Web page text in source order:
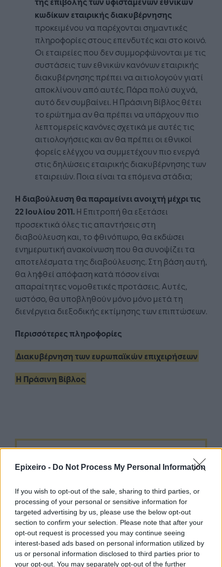
Epixeiro - Do Not Process My Personal Information
If you wish to opt-out of the sale, sharing to third parties, or
processing of your personal or sensitive information for
targeted advertising by us, please use the below opt-out
section to confirm your selection. Please note that after your
opt-out request is processed you may continue seeing
interest-based ads based on personal information utilized by
us or personal information disclosed to third parties prior to
your opt-out. You may separately opt-out of the further
κωδίκων εταιρικής διακυβέρνησης
προκειμένου να παρέχονται σημαντικές
πληροφορίες στους επενδυτές και στο κοινό.
Οι εταιρείες που δεν συμμορφώνονται με τις
συστάσεις των εθνικών κανόνων εταιρικής
διακυβέρνησης πρέπει να αιτιολογούν γιατί
αποκλίνουν από αυτές. Πάρα πολύ συχνά,
αυτό δεν συμβαίνει. Η Πράσινη Βίβλος θέτει
το ερώτημα αν θα πρέπει να υπάρχουν πιο
λεπτομερείς κανόνες σχετικά με αυτές τις
αιτιολογήσεις και αν θα πρέπει οι εθνικοί
φορείς ελέγχου να συμμετέχουν πιο ενεργά
στις δηλώσεις εταιρικής διακυβέρνησης των
εταιρειών. Ποια είναι τα επόμενα στάδια;
Η διαβούλευση θα παραμείνει ανοιχτή μέχρι τις
22 Ιουλίου 2011.Η Επιτροπή θα εξετάσει
προσεκτικά όλες τις απαντήσεις στη
διαβούλευση και, το φθινόπωρο, θα εκδώσει
ενημερωτική ανακοίνωση που θα συνοψίζει τα
αποτελέσματα της διαβούλευσης. Στη βάση αυτή,
θα ληφθεί απόφαση κατά πόσον είναι
απαραίτητες νομοθετικές προτάσεις. Αυτές,
ωστόσο, θα υποβληθούν μόνο μόνο μετά τη
διενέργεια διεξοδικής εκτίμησης των επιπτώσεων.
Περισσότερες πληροφορίες
Διακυβέρνηση των ευρωπαϊκών επιχειρήσεων
Η Πράσινη Βίβλος
Δείτε όλες τις τελευταίες επιχειρηματικές
Ειδήσειςαπό την Ελλάδα και τον κόσμο στο